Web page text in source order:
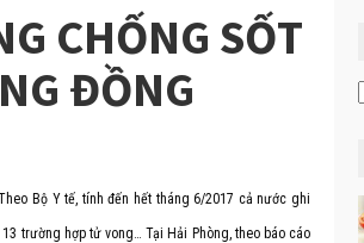
CHỐNG SỐT
ĐỒNG
Bộ Y tế, tính đến hết tháng 6/2017 cả nước ghi
trường hợp tử vong… Tại Hải Phòng, theo báo cáo